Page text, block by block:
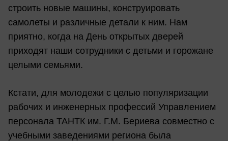
строить новые машины, конструировать
самолеты и различные детали к ним. Нам
приятно, когда на День открытых дверей
приходят наши сотрудники с детьми и горожане
целыми семьями.
Кстати, для молодежи с целью популяризации
рабочих и инженерных профессий Управлением
персонала ТАНТК им. Г.М. Бериева совместно с
учебными заведениями региона была